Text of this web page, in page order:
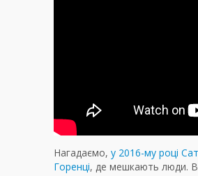
Нагадаємо, у 2016-му році
Горенці, де мешкають люди.